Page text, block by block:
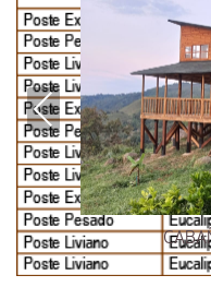
Previous